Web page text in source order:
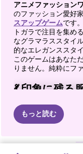
アニメファッション
のファッション愛好
スアップゲームです
トガラで注目を集め
なグラマラススタイ
的なエレガンススタ
このゲームはあなた
りません。純粋にフ
💃 印象に残る
竈門禰豆子、 月野うさ
ッドカーペット、ク
ッションナイトに向
もっと読む
バービーのメ
左か右か:
BFF